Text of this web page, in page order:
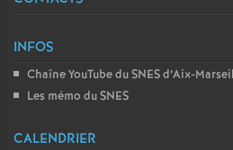
INFOS
Chaîne YouTube du SNES d’Aix-
Les mémo du SNES
CALENDRIER